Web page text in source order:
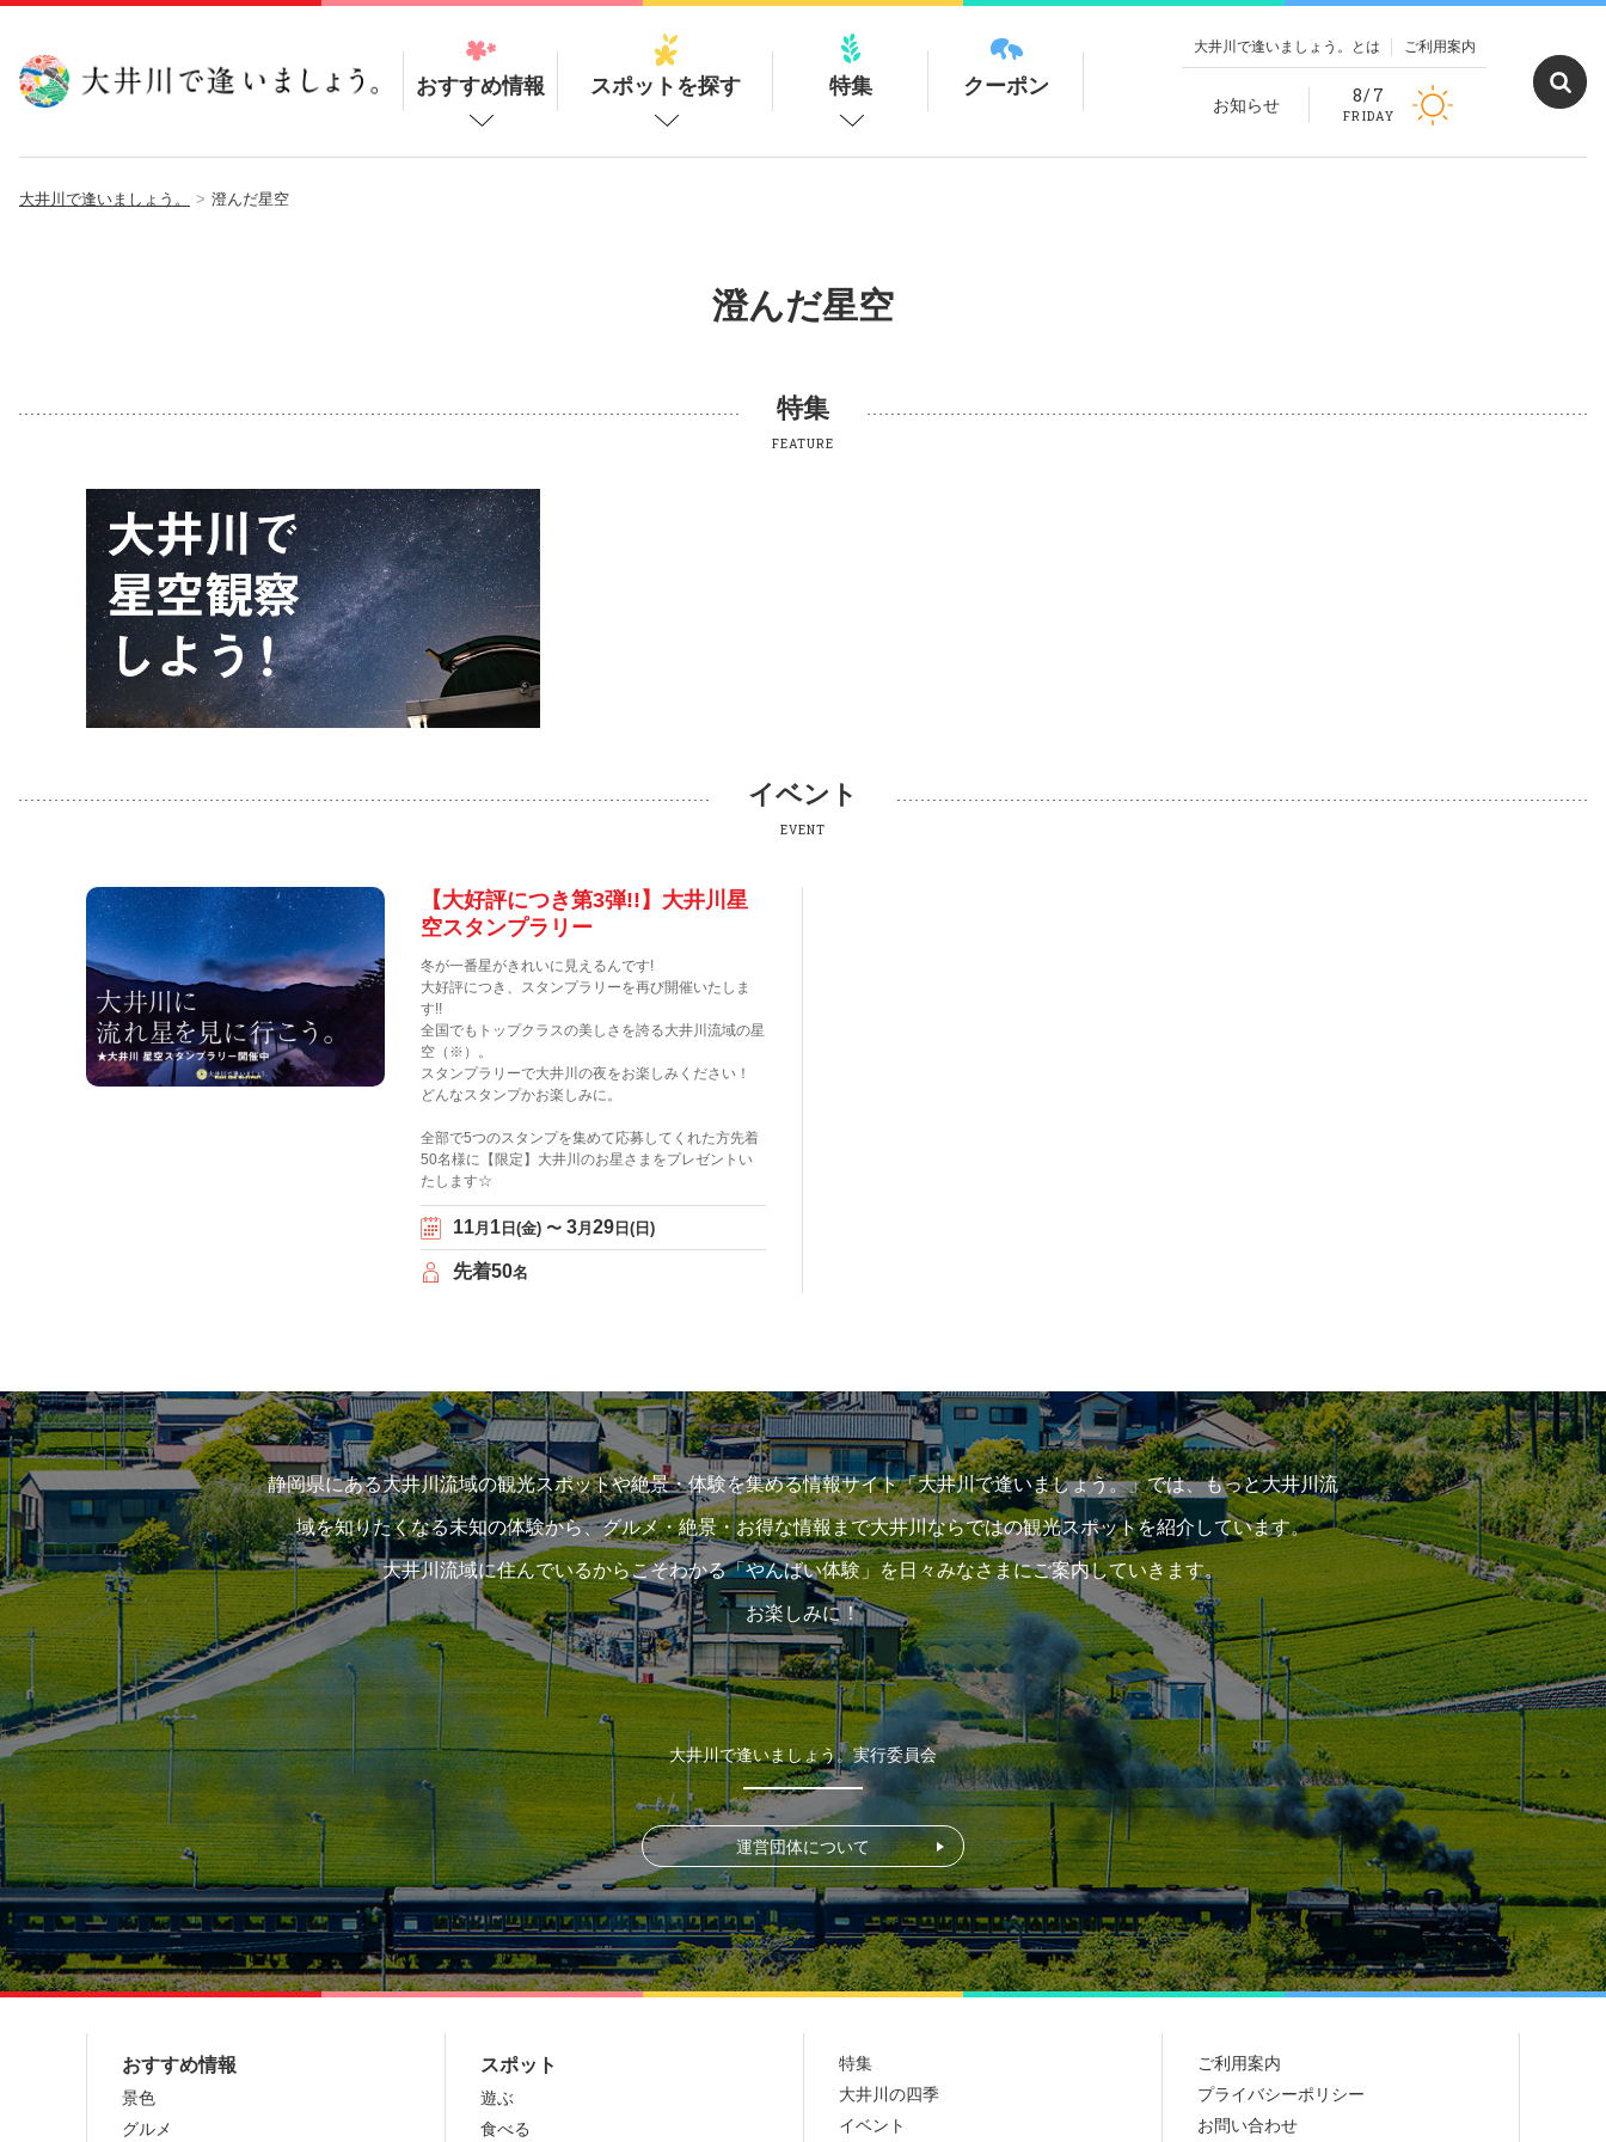
大井川で逢いましょう。とは ご利用案内
お知らせ 8/7
FRIDAY
おすすめ情報 スポットを探す 特集 クーポン
大井川で逢いましょう。 澄んだ星空
澄んだ星空
特集
FEATURE
イベント
EVENT
【大好評につき第3弾!!】大井川星
空スタンプラリー
冬が一番星がきれいに見えるんです!
大好評につき、スタンプラリーを再び開催いたしま
す!!
全国でもトップクラスの美しさを誇る大井川流域の星
空（※）。
スタンプラリーで大井川の夜をお楽しみください！
どんなスタンプかお楽しみに。
全部で5つのスタンプを集めて応募してくれた方先着
50名様に【限定】大井川のお星さまをプレゼントい
たします☆
11月 1 日(金) 〜 3月 29 日(日)
先着50名
静岡県にある大井川流域の観光スポットや絶景・体験を集める情報サイト「大井川で逢いましょう。」では、もっと大井川流
域を知りたくなる未知の体験から、グルメ・絶景・お得な情報まで大井川ならではの観光スポットを紹介しています。
大井川流域に住んでいるからこそわかる「やんばい体験」を日々みなさまにご案内していきます。
お楽しみに！
大井川で逢いましょう。実行委員会
運営団体について
おすすめ情報
景色
グルメ
スポット
遊ぶ
食べる
特集
大井川の四季
イベント
ご利用案内
プライバシーポリシー
お問い合わせ